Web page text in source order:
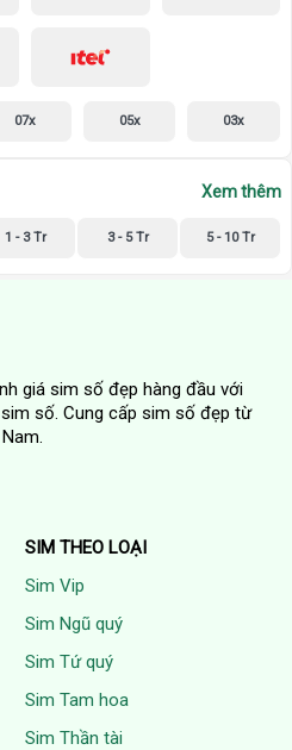
07x 05x 03x
Xem thêm
1 - 3 Tr 3 - 5 Tr 5 - 10 Tr
giá sim số đẹp hàng đầu với
số. Cung cấp sim số đẹp từ
SIM THEO LOẠI
Sim Vip
Sim Ngũ quý
Sim Tứ quý
Sim Tam hoa
Sim Thần tài